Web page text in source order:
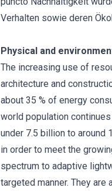
Verhalten sowie deren
Physical and
The increasing use of
architecture and
about 35 % of energy
world population
under 7.5 billion to around
in order to meet the
spectrum to adaptive
targeted manner. They